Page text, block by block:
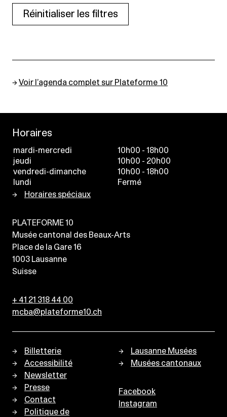
Réinitialiser les filtres
→Voir l’agenda complet sur Plateforme 10
Horaires
mardi-mercredi
10h00 - 18h00
jeudi
10h00 - 20h00
vendredi-dimanche
10h00 - 18h00
lundi
Fermé
Horaires spéciaux
PLATEFORME 10
Musée cantonal des Beaux-Arts
Place de la Gare 16
1003 Lausanne
Suisse
+ 41 21 318 44 00
mcba@plateforme10.ch
Billetterie
Accessibilité
Newsletter
Presse
Contact
Politique de
Lausanne Musées
Musées cantonaux
Facebook
Instagram